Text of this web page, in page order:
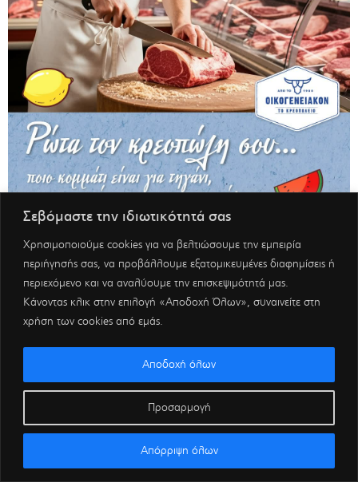
Σεβόμαστε την ιδιωτικότητά σας
Χρησιμοποιούμε cookies για να βελτιώσουμε την εμπειρία
περιήγησής σας, να προβάλλουμε εξατομικευμένες διαφημίσεις ή
περιεχόμενο και να αναλύουμε την επισκεψιμότητά μας.
Κάνοντας κλικ στην επιλογή «Αποδοχή Όλων», συναινείτε στη
χρήση των cookies από εμάς.
Προσαρμογή
Απόρριψη όλων
Αποδοχή όλων